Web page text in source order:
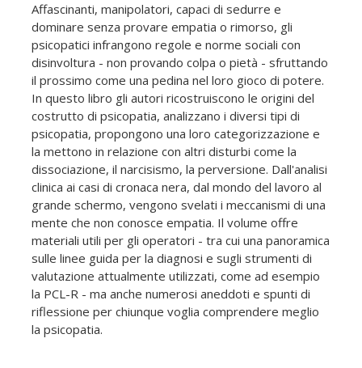
Affascinanti, manipolatori, capaci di sedurre e
dominare senza provare empatia o rimorso, gli
psicopatici infrangono regole e norme sociali con
disinvoltura - non provando colpa o pietà - sfruttando
il prossimo come una pedina nel loro gioco di potere.
In questo libro gli autori ricostruiscono le origini del
costrutto di psicopatia, analizzano i diversi tipi di
psicopatia, propongono una loro categorizzazione e
la mettono in relazione con altri disturbi come la
dissociazione, il narcisismo, la perversione. Dall'analisi
clinica ai casi di cronaca nera, dal mondo del lavoro al
grande schermo, vengono svelati i meccanismi di una
mente che non conosce empatia. Il volume offre
materiali utili per gli operatori - tra cui una panoramica
sulle linee guida per la diagnosi e sugli strumenti di
valutazione attualmente utilizzati, come ad esempio
la PCL-R - ma anche numerosi aneddoti e spunti di
riflessione per chiunque voglia comprendere meglio
la psicopatia.